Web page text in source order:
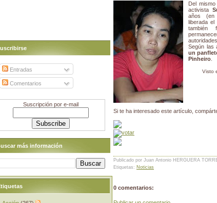
Del
activista
años
liberada el
también
Según las
un
Pinheiro
Visto
Si te ha interesado este artículo,
Publicado por Juan Antonio HERGUERA
Etiquetas: Noticias
0 comentarios:
Entradas
Comentarios
Suscripción por e-mail
más información